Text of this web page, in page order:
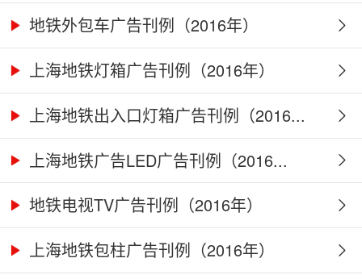
地铁外包车广告刊例（2016年）
上海地铁灯箱广告刊例（2016年）
上海地铁出入口灯箱广告刊例（2016...
上海地铁广告LED广告刊例（2016...
地铁电视TV广告刊例（2016年）
上海地铁包柱广告刊例（2016年）